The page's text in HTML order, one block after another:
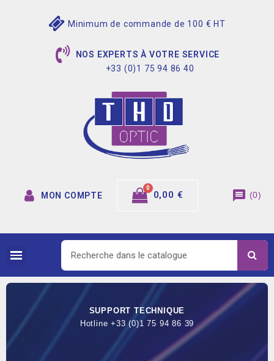
Minimum de commande de 100 € HT
NOS EXPERTS À VOTRE SERVICE
+33 (0)1 75 94 86 40
MON COMPTE 0,00 € message (0)
SUPPORT TECHNIQUE
Hotline +33 (0)1 75 94 86 39